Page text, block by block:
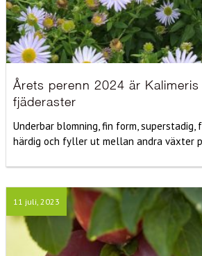
Årets perenn 2024 är Kalimeris
fjäderaster
Underbar blomning, fin form, superstadig,
härdig och fyller ut mellan andra växter
11 juli, 2023